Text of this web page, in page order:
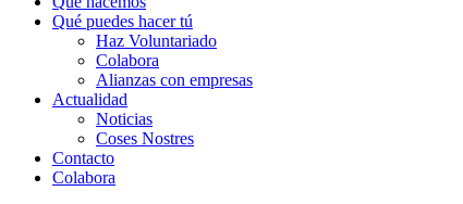
Qué puedes hacer tú
Haz Voluntariado
Colabora
Alianzas con empresas
Actualidad
Noticias
Coses Nostres
Contacto
Colabora